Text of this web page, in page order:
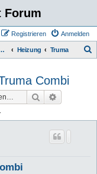
Forum
Anmelden
Registrieren
Wohnmobil Heizung Truma
Combi
Suche